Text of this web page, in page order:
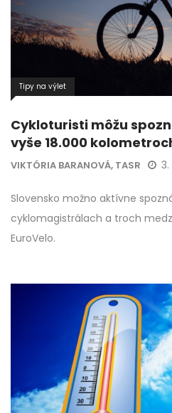
Tipy na výlet
Cykloturisti môžu
vyše 18.000
VIKTÓRIA BARANOVÁ, TASR
Slovensko možno aktívne
cyklomagistrálach a troch
EuroVelo.